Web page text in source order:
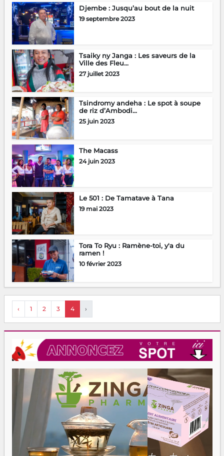
Djembe : Jusqu’au bout de la nuit
19 septembre 2023
Tsaiky ny Janga : Les saveurs de la
Ville des Fleu...
27 juillet 2023
Tsindromy andeha : Le spot à soupe
de riz d’Ambodi...
25 juin 2023
The Macass
24 juin 2023
Le 501 : De Tamatave à Tana
19 mai 2023
Tora To Ryu : Ramène-toi, y'a du
ramen !
10 février 2023
‹ 1 2 3 4 ›